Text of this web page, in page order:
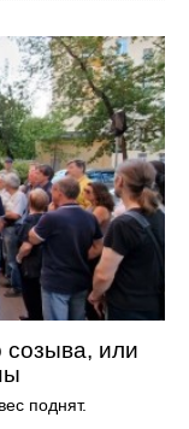
созыва, или
поднят.